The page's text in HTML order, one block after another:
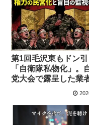
第1回毛沢東もドン
「自衛隊私物化」。
党大会で露呈した業